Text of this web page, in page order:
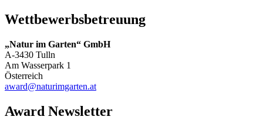
Wettbewerbsbetreuung
„Natur im Garten“ GmbH
A-3430 Tulln
Am Wasserpark 1
Österreich
award@naturimgarten.at
Award Newsletter